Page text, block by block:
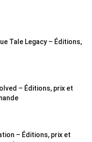
Tale Legacy – Éditions,
– Éditions, prix et
– Éditions, prix et